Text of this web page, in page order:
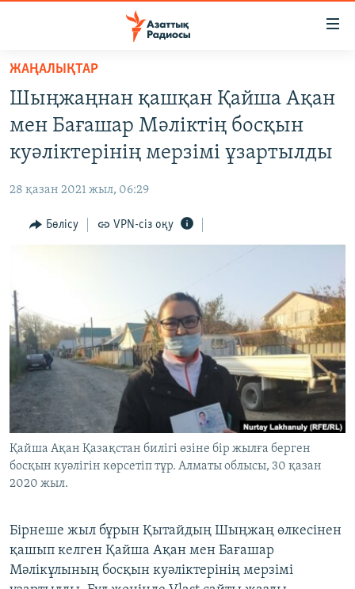
Skip
main
content
to
main
САЯСАТ
AZATTYQTV
АДАМ ҚҰҚЫҚТАРЫ
ӘЛЕУМЕТ
Русский
ЖАЗЫЛЫҢЫЗ
Басқа тілдерде
ЖАҢАЛЫҚТАР
Шыңжаңнан қашқан Қайша Ақан
мен Бағашар Мәліктің босқын
куәліктерінің мерзімі ұзартылды
28 қазан 2021 жыл, 06:29
Бөлісу VPN-сіз оқу
Қайша Ақан Қазақстан билігі өзіне бір жылға берген
босқын куәлігін көрсетіп тұр. Алматы облысы, 30 қазан
2020 жыл.
Бірнеше жыл бұрын Қытайдың Шыңжаң өлкесінен
қашып келген Қайша Ақан мен Бағашар
Мәлікұлының босқын куәліктерінің мерзімі